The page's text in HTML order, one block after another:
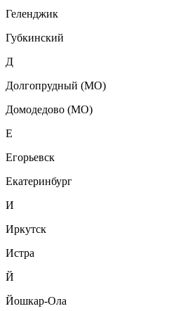
Геленджик
Губкинский
Д
Долгопрудный (МО)
Домодедово (МО)
Е
Егорьевск
Екатеринбург
И
Иркутск
Истра
Й
Йошкар-Ола